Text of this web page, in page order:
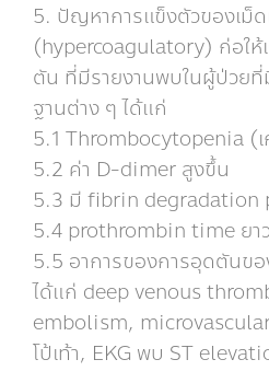
5. ปัญหาการแข็งตัวของเม็ด
(hypercoagulatory) ก่อให้
ตัน ที่มีรายงานพบในผู้ป่วย
ฐานต่าง ๆ ได้แก่
5.1 Thrombocytopenia (
5.2 ค่า D-dimer สูงขึ้น
5.3 มี fibrin degradation
5.4 prothrombin time ยา
5.5 อาการของการอุดตันข
ได้แก่ deep venous
embolism,
โป้เท้า, EKG พบ ST